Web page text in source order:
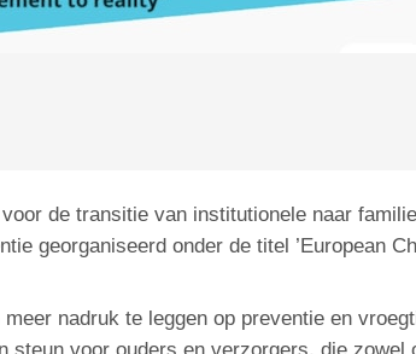
de transitie van institutionele naar
georganiseerd onder de titel ’European
nadruk te leggen op preventie en